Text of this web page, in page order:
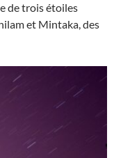
de trois étoiles
et Mintaka, des